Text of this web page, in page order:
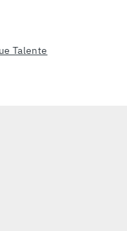
Talente